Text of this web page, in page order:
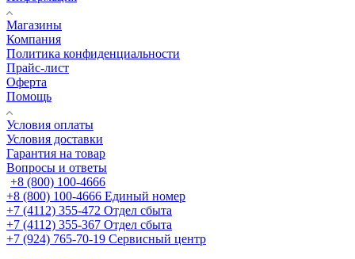
Магазины
Компания
Политика конфиденциальности
Прайс-лист
Оферта
Помощь
Условия оплаты
Условия доставки
Гарантия на товар
Вопросы и ответы
+8 (800) 100-4666
+8 (800) 100-4666 Единый номер
+7 (4112) 355-472 Отдел сбыта
+7 (4112) 355-367 Отдел сбыта
+7 (924) 765-70-19 Сервисный центр